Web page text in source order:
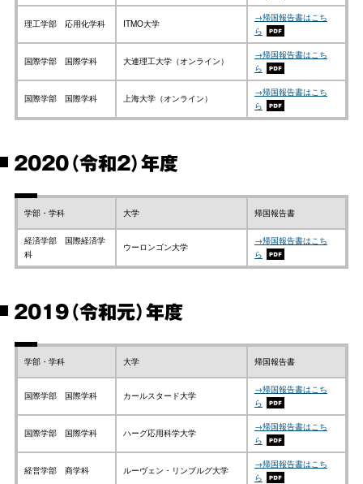
理工学部 応用化学科 ITMO大学
→帰国報告書はこち
ら
国際学部 国際学科 大連理工大学（オンライン）
→帰国報告書はこち
ら
国際学部 国際学科 上海大学（オンライン）
→帰国報告書はこち
ら
2020（令和2）年度
学部・学科 大学 帰国報告書
経済学部 国際経済学
科
ウーロンゴン大学
→帰国報告書はこち
ら
2019（令和元）年度
学部・学科 大学 帰国報告書
国際学部 国際学科 カールスタード大学
→帰国報告書はこち
ら
国際学部 国際学科 ハーグ応用科学大学
→帰国報告書はこち
ら
経営学部 商学科 ルーヴェン・リンブルグ大学
→帰国報告書はこち
ら